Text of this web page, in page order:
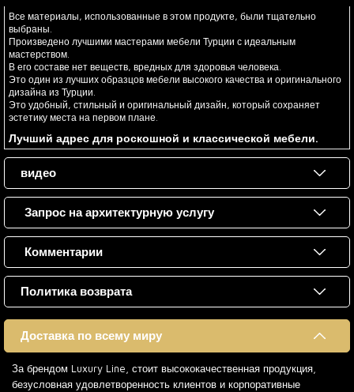
Все материалы, использованные в этом продукте, были тщательно
выбраны.
Произведено лучшими мастерами мебели Турции с идеальным
мастерством.
В его составе нет веществ, вредных для здоровья человека.
Это один из лучших образцов мебели высокого качества и оригинального
дизайна из Турции.
Это удобный, стильный и оригинальный дизайн, который сохраняет
эстетику места на первом плане.
Лучший адрес для роскошной и классической мебели.
видео
Запрос на архитектурную услугу
Комментарии
Политика возврата
Доставка по всему миру
За брендом Luxury Line, стоит высококачественная продукция,
безусловная удовлетворенность клиентов и корпоративные